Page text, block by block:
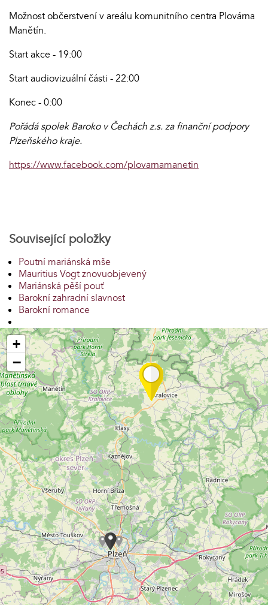
Možnost občerstvení v areálu komunitního centra Plovárna
Manětín.
Start akce - 19:00
Start audiovizuální části - 22:00
Konec - 0:00
Pořádá spolek Baroko v Čechách z.s. za finanční podpory
Plzeňského kraje.
https://www.facebook.com/plovarnamanetin
Související položky
Poutní mariánská mše
Mauritius Vogt znovuobjevený
Mariánská pěší pouť
Barokní zahradní slavnost
Barokní romance
+
−